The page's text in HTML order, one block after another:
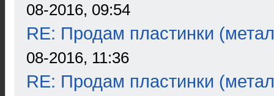
08-2016, 09:54
RE: Продам пластинки
08-2016, 11:36
RE: Продам пластинки